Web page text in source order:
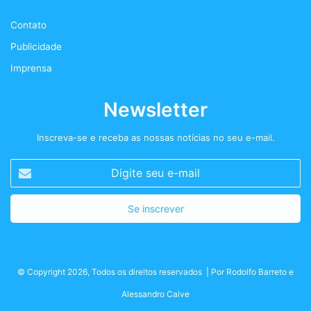
Contato
Publicidade
Imprensa
Newsletter
Inscreva-se e receba as nossas notícias no seu e-mail.
Digite
seu
e-
© Copyright 2026, Todos os direitos reservados | Por Rodolfo Barreto e
Alessandro Calve